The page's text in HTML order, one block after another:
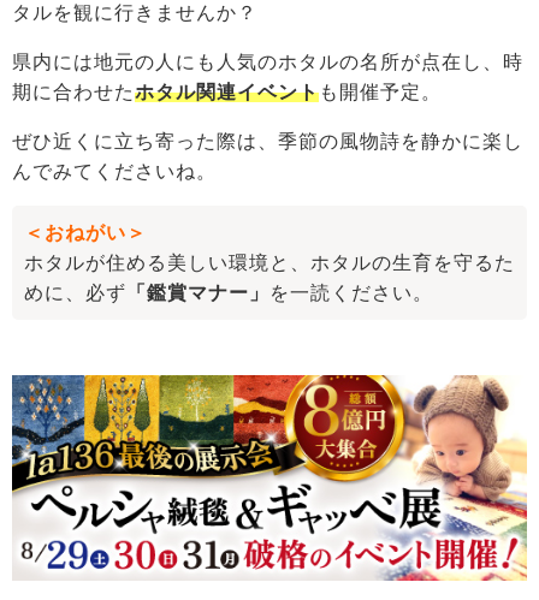
タルを観に行きませんか？
県内には地元の人にも人気のホタルの名所が点在し、時
期に合わせたホタル関連イベントも開催予定。
ぜひ近くに立ち寄った際は、季節の風物詩を静かに楽し
んでみてくださいね。
＜おねがい＞
ホタルが住める美しい環境と、ホタルの生育を守るた
めに、必ず 「鑑賞マナー」 を一読ください。